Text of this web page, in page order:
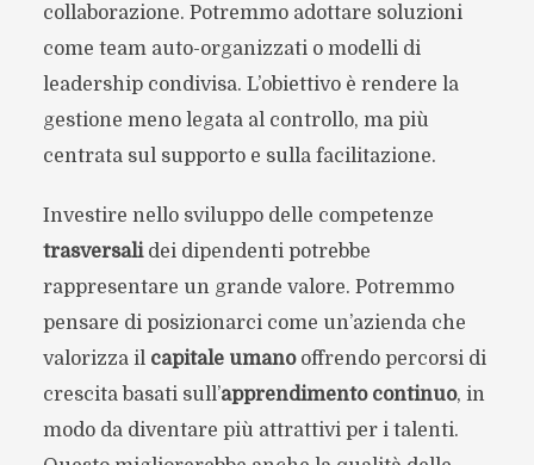
collaborazione. Potremmo adottare soluzioni
come team auto-organizzati o modelli di
leadership condivisa. L’obiettivo è rendere la
gestione meno legata al controllo, ma più
centrata sul supporto e sulla facilitazione.
Investire nello sviluppo delle competenze
trasversalidei dipendenti potrebbe
rappresentare un grande valore. Potremmo
pensare di posizionarci come un’azienda che
valorizza il capitale umanooffrendo percorsi di
crescita basati sull’apprendimento continuo, in
modo da diventare più attrattivi per i talenti.